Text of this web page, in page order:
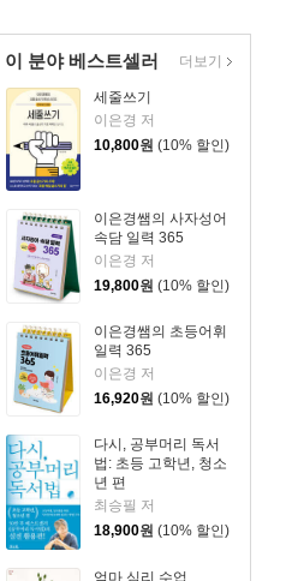
이 분야 베스트셀러
세줄쓰기
이은경 저
10,800원 (10% 할인)
이은경쌤의 사자성어
속담 일력 365
이은경 저
19,800원 (10% 할인)
이은경쌤의 초등어휘
일력 365
이은경 저
16,920원 (10% 할인)
다시, 공부머리 독서
법: 초등 고학년, 청소
년 편
최승필 저
18,900원 (10% 할인)
엄마 심리 수업
더보기